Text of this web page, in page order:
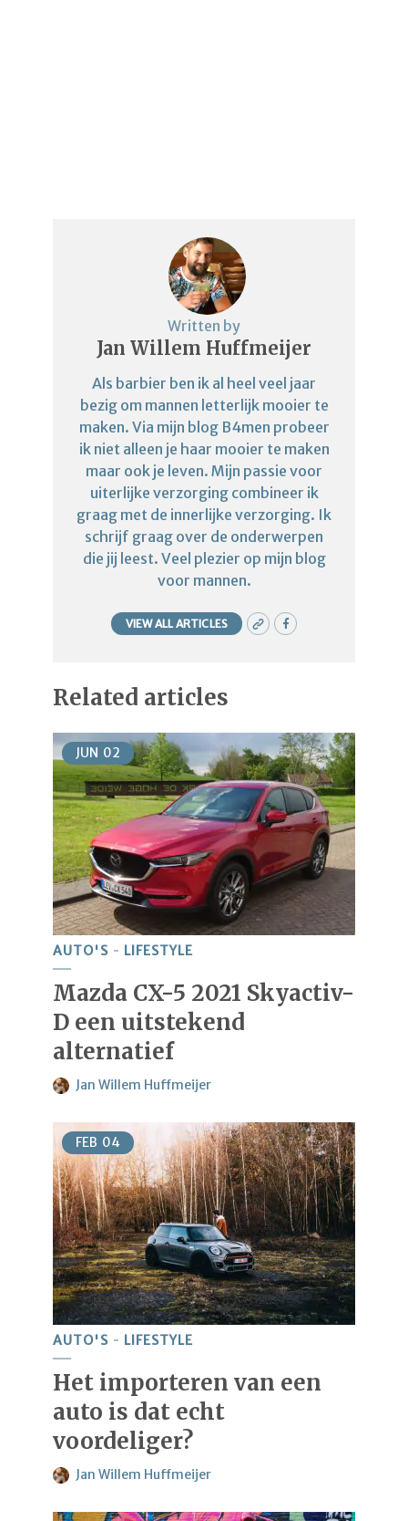
Written by
Jan Willem Huffmeijer
Als barbier ben ik al heel veel jaar
bezig om mannen letterlijk mooier te
maken. Via mijn blog B4men probeer
ik niet alleen je haar mooier te maken
maar ook je leven. Mijn passie voor
uiterlijke verzorging combineer ik
graag met de innerlijke verzorging. Ik
schrijf graag over de onderwerpen
die jij leest. Veel plezier op mijn blog
voor mannen.
VIEW ALL ARTICLES
Related articles
JUN 02
AUTO'S LIFESTYLE
Mazda CX-5 2021 Skyactiv-
D een uitstekend
alternatief
Jan Willem Huffmeijer
FEB 04
AUTO'S LIFESTYLE
Het importeren van een
auto is dat echt
voordeliger?
Jan Willem Huffmeijer